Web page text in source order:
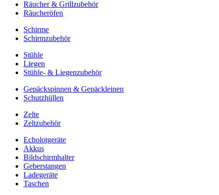
Räucher & Grillzubehör
Räucheröfen
Schirme
Schirmzubehör
Stühle
Liegen
Stühle- & Liegenzubehör
Gepäckspinnen & Gepäckleinen
Schutzhüllen
Zelte
Zeltzubehör
Echolotgeräte
Akkus
Bildschirmhalter
Geberstangen
Ladegeräte
Taschen